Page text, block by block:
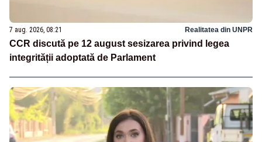
7 aug. 2026, 08:21 Realitatea din UNPR
CCR discută pe 12 august sesizarea privind legea
integrității adoptată de Parlament